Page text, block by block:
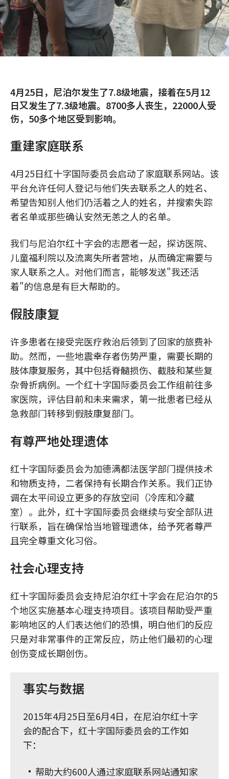
4月25日，尼泊尔发生了7.8级地震，接着在5月12
日又发生了7.3级地震。8700多人丧生，22000人受
伤，50多个地区受到影响。
重建家庭联系
4月25日红十字国际委员会启动了家庭联系网站。该
平台允许任何人登记与他们失去联系之人的姓名、
希望告知别人他们仍活着之人的姓名，并搜索失踪
者名单或那些确认安然无恙之人的名单。
我们与尼泊尔红十字会的志愿者一起，探访医院、
儿童福利院以及流离失所者营地，从而确定需要与
家人联系之人。对他们而言，能够发送"我还活
着"的信息是有巨大帮助的。
假肢康复
许多患者在接受完医疗救治后领到了回家的旅费补
助。然而，一些地震幸存者伤势严重，需要长期的
肢体康复服务，其中包括脊髓损伤、截肢和某些复
杂骨折病例。一个红十字国际委员会工作组前往多
家医院，评估目前和未来需求，第一批患者已经从
急救部门转移到假肢康复部门。
有尊严地处理遗体
红十字国际委员会为加德满都法医学部门提供技术
和物质支持，二者保持有长期合作关系。我们正协
调在太平间设立更多的存放空间（冷库和冷藏
室）。此外，红十字国际委员会继续与安全部队进
行联系，旨在确保恰当地管理遗体，给予死者尊严
且完全尊重文化习俗。
社会心理支持
红十字国际委员会支持尼泊尔红十字会在尼泊尔的5
个地区实施基本心理支持项目。该项目帮助受严重
影响地区的人们表达他们的恐惧，明白他们的反应
只是对非常事件的正常反应，防止他们最初的心理
创伤变成长期创伤。
事实与数据
2015年4月25日至6月4日，在尼泊尔红十字
会的配合下，红十字国际委员会的工作如
下：
帮助大约600人通过家庭联系网站通知家